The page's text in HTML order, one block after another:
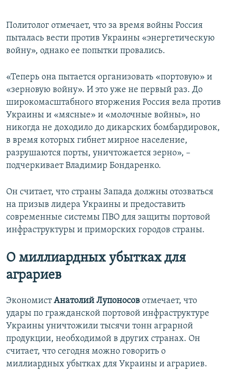
Политолог отмечает, что за время войны Россия
пыталась вести против Украины «энергетическую
войну», однако ее попытки провались.
«Теперь она пытается организовать «портовую» и
«зерновую войну». И это уже не первый раз. До
широкомасштабного вторжения Россия вела против
Украины и «мясные» и «молочные войны», но
никогда не доходило до дикарских бомбардировок,
в время которых гибнет мирное население,
разрушаются порты, уничтожается зерно», –
подчеркивает Владимир Бондаренко.
Он считает, что страны Запада должны отозваться
на призыв лидера Украины и предоставить
современные системы ПВО для защиты портовой
инфраструктуры и приморских городов страны.
О миллиардных убытках для
аграриев
ЭкономистАнатолий Лупоносов отмечает, что
удары по гражданской портовой инфраструктуре
Украины уничтожили тысячи тонн аграрной
продукции, необходимой в других странах. Он
считает, что сегодня можно говорить о
миллиардных убытках для Украины и аграриев.